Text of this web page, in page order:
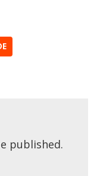
published.